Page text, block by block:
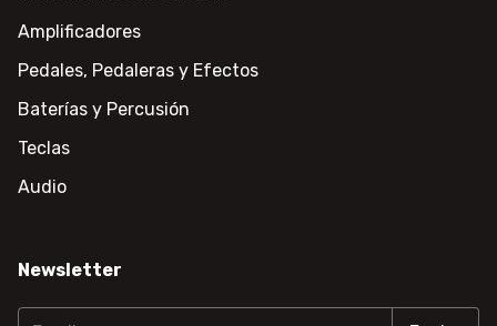
Amplificadores
Pedales, Pedaleras y Efectos
Baterías y Percusión
Teclas
Audio
Newsletter